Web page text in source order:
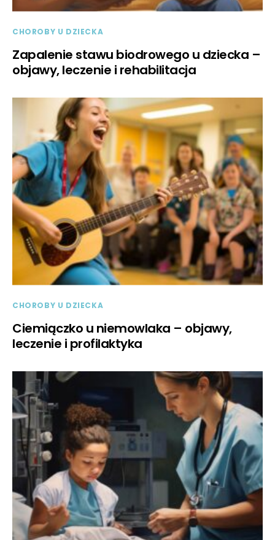
CHOROBY U DZIECKA
Zapalenie stawu biodrowego u dziecka –
objawy, leczenie i rehabilitacja
CHOROBY U DZIECKA
Ciemiączko u niemowlaka – objawy,
leczenie i profilaktyka